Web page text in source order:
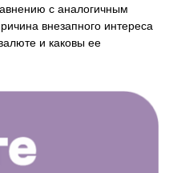
с аналогичным
внезапного интереса
и каковы ее